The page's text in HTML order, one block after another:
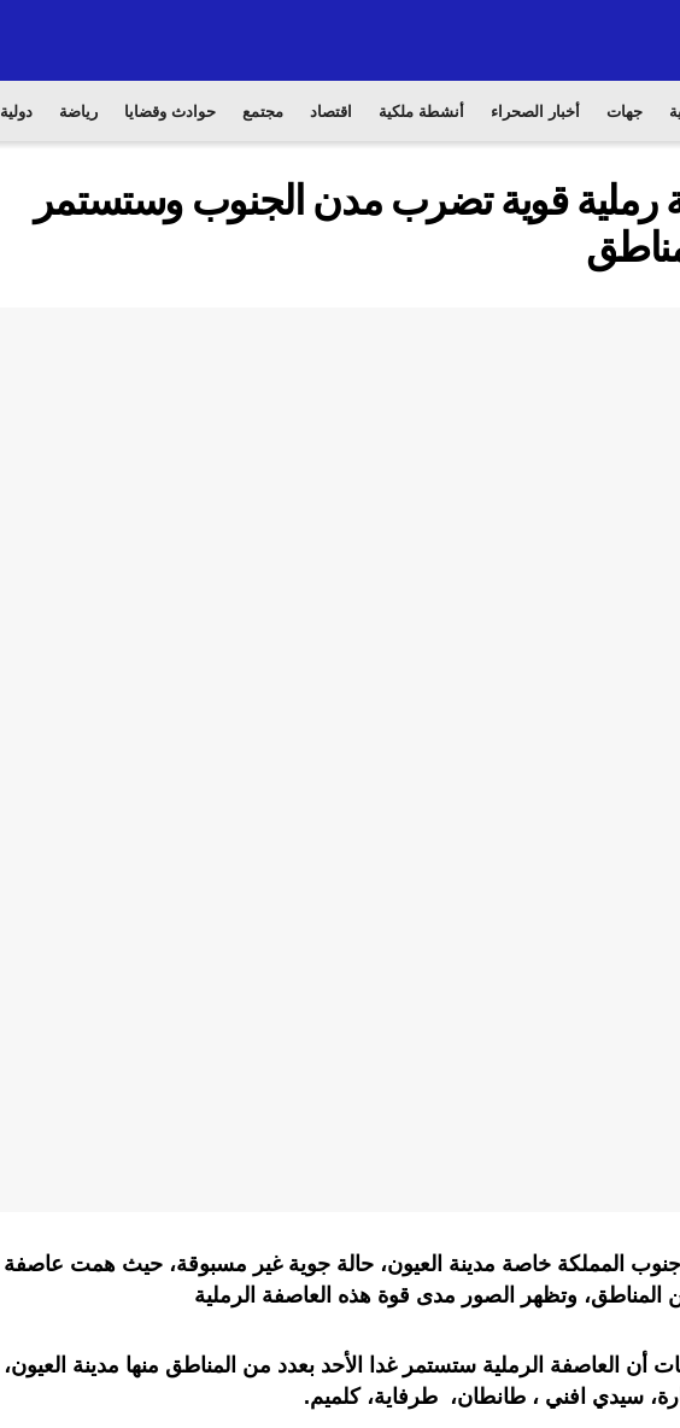
جهات أخبار الصحراء أنشطة ملكية اقتصاد مجتمع حوادث وقضايا رياضة دولية
رملية قوية تضرب مدن الجنوب وستستمر
المملكة خاصة مدينة العيون، حالة جوية غير مسبوقة، حيث همت عاصفة
المناطق، وتظهر الصور مدى قوة هذه العاصفة الرملية
أن العاصفة الرملية ستستمر غدا الأحد بعدد من المناطق منها مدينة العيون،
سيدي افني ، طانطان، طرفاية، كلميم.